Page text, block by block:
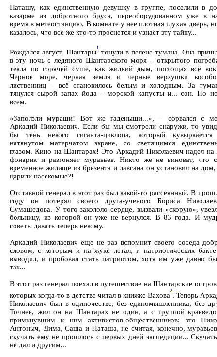
Наташу, как единственную девушку в группе, поселили в
казарме из добротного бруса, переоборудованном уже в
время в метеостанцию. В комнате у нее плотная глухая дверь,
казалось, что все же кто-то проснется и узнает эту тайну...
Рождался август. Шантары
1
тонули в пелене тумана. Она
в эту ночь с ледяного Шантарского моря – открытого
текла по горячей суше, как жидкий дым, поглощая всё
Черное море, черная земля и черные верхушки
лиственниц – всё становилось белым и холодным. За
тянулся сырой запах йода – морской капусты и... сон. Но
всем.
«Заползли мураши! Вот же гаденыши...», – сорвался с
Аркадий Николаевич. Если бы мы смотрели снаружи, то
бы тень некого гиганта-циклопа, который
натянутом матерчатом экране, со светящимся
глазом. Кино на Шантарах! Это Аркадий Николаевич надел на
фонарик и разгоняет муравьев. Никто же не виноват, что
временное жилище из брезента и лавсана он установил на дом,
царили насекомые?!
Отставной генерал в этот раз был какой-то рассеянный. В
году он потерял своего друга-ученого Бориса
Сумашедова. У того закололо сердце, вызвали «скорую»,
больницу, из которой он уже не вернулся. В 83 года. И
советы давать теперь некому.
Аркадий Николаевич еще не раз вспомнит своего соседа
словом, с которым и на жуке летал, и патриотических
выводил, и пробовал стать патриотом, хотя им уже давно
так...
В этот раз генерал поехал в путешествие на Шантарские
которых когда-то в детстве читал в книжке Вахова
2
. Теперь
Николаевич был в одиночестве, без единомышленника, без
Точнее, жил он на Шантарах не один, а с группой
примкнувшим к ним активистов-общественников: это
Антоныч, Дима, Саша и Наташа, не считая, конечно,
скучать ему не прошлось с первых дней экспедиции...
не дал и другим...